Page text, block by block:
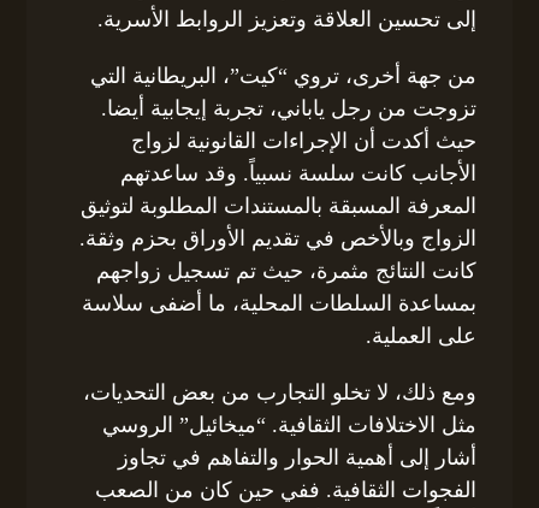
إلى تحسين العلاقة وتعزيز الروابط الأسرية.
من جهة أخرى، تروي “كيت”، البريطانية التي
تزوجت من رجل ياباني، تجربة إيجابية أيضا.
حيث أكدت أن الإجراءات القانونية لزواج
الأجانب كانت سلسة نسبياً. وقد ساعدتهم
المعرفة المسبقة بالمستندات المطلوبة لتوثيق
الزواج وبالأخص في تقديم الأوراق بحزم وثقة.
كانت النتائج مثمرة، حيث تم تسجيل زواجهم
بمساعدة السلطات المحلية، ما أضفى سلاسة
على العملية.
ومع ذلك، لا تخلو التجارب من بعض التحديات،
مثل الاختلافات الثقافية. “ميخائيل” الروسي
أشار إلى أهمية الحوار والتفاهم في تجاوز
الفجوات الثقافية. ففي حين كان من الصعب